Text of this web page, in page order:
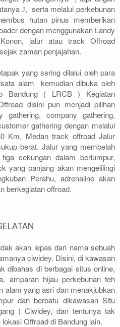
J, serta melalui perkebunan
hutan pinus memberikan
dengan menggunakan Landy
jalur atau track Offroad
zaman penjajahan.
yang sering dilalui oleh para
alam kemudian dibuka oleh
Bandung ( LRCB ) Kegiatan
disini pun menjadi pilihan
company gathering,
gathering dengan melalui
Km, Medan track offroad Jalur
berat. Jalur yang membelah
cekungan dalam berlumpur,
yang panjang akan mengelilingi
Perahu, adrenaline akan
berkegiatan offroad.
akan lepas dari nama sebuah
ciwidey. Disini, di kawasan
dibahas di berbagai situs online,
amparan hijau perkebunan teh
alam yang asri dan menakjubkan
dan berbatu dikawasan Situ
) Ciwidey, dan tentunya tak
Offroad di Bandung lain.